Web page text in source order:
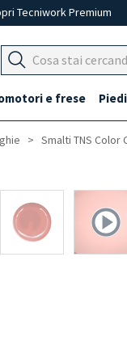
Tecniwork Premium
e frese Piedi
Smalti TNS Color